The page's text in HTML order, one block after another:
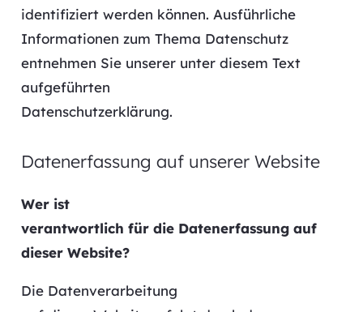
identifiziert werden können. Ausführliche
Informationen zum Thema Datenschutz
entnehmen Sie unserer unter diesem Text
aufgeführten
Datenschutzerklärung.
Datenerfassung auf unserer Website
Wer ist
verantwortlich für die Datenerfassung auf
dieser Website?
Die Datenverarbeitung